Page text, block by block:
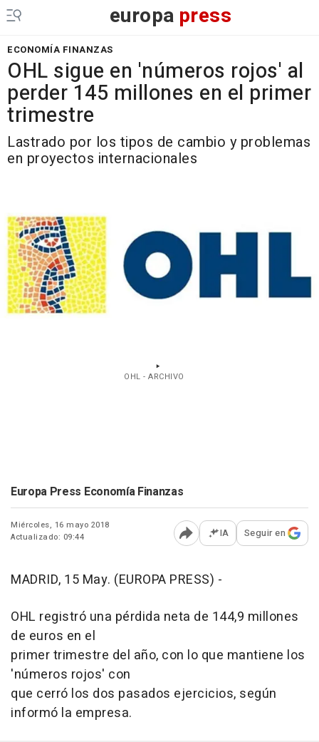
europa press
ECONOMÍA FINANZAS
OHL sigue en 'números rojos' al
perder 145 millones en el primer
trimestre
Lastrado por los tipos de cambio y problemas
en proyectos internacionales
OHL - ARCHIVO
Europa Press Economía Finanzas
Miércoles, 16 mayo 2018
Actualizado: 09:44
Abrir opciones para
IA Seguir en
MADRID, 15 May. (EUROPA PRESS) -
OHL registró una pérdida neta de 144,9 millones
de euros en el
primer trimestre del año, con lo que mantiene los
'números rojos' con
que cerró los dos pasados ejercicios, según
informó la empresa.